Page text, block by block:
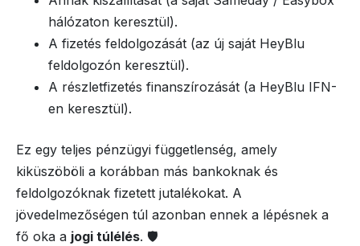
hálózaton keresztül).
A fizetés feldolgozását (az új saját HeyBlu
feldolgozón keresztül).
A részletfizetés finanszírozását (a HeyBlu IFN-
en keresztül).
Ez egy teljes pénzügyi függetlenség, amely
kiküszöböli a korábban más bankoknak és
feldolgozóknak fizetett jutalékokat. A
jövedelmezőségen túl azonban ennek a lépésnek a
fő oka a jogi túlélés. 🛡️